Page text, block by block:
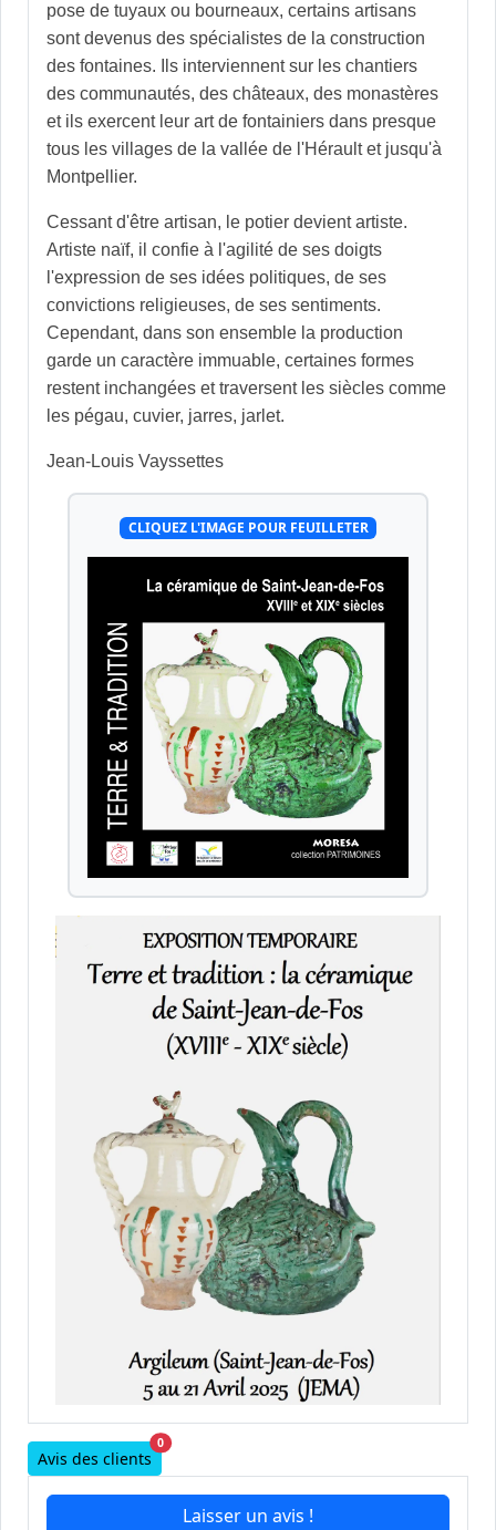
pose de tuyaux ou bourneaux, certains artisans
sont devenus des spécialistes de la construction
des fontaines. Ils interviennent sur les chantiers
des communautés, des châteaux, des monastères
et ils exercent leur art de fontainiers dans presque
tous les villages de la vallée de l'Hérault et jusqu'à
Montpellier.
Cessant d'être artisan, le potier devient artiste.
Artiste naïf, il confie à l'agilité de ses doigts
l'expression de ses idées politiques, de ses
convictions religieuses, de ses sentiments.
Cependant, dans son ensemble la production
garde un caractère immuable, certaines formes
restent inchangées et traversent les siècles comme
les pégau, cuvier, jarres, jarlet.
Jean-Louis Vayssettes
CLIQUEZ L'IMAGE POUR FEUILLETER
Avis des clients
0
Laisser un avis !